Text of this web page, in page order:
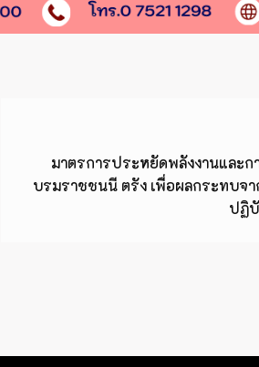
มาตรการประหยัดพลังงานและ
บรมราชชนนี ตรัง เพื่อผลกระทบจ
ปฏิ